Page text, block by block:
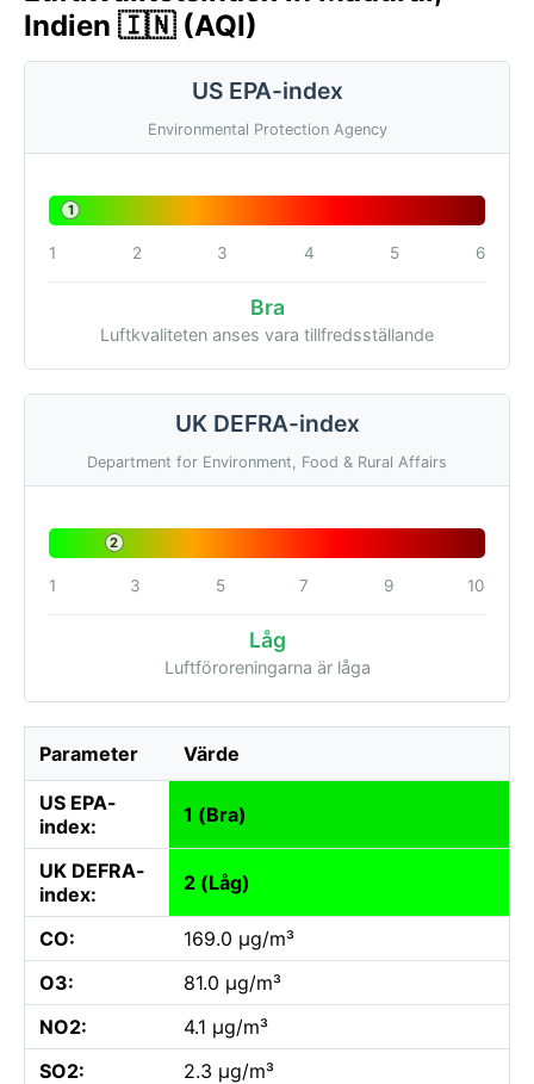
Indien 🇮🇳 (AQI)
US EPA-index
Environmental Protection Agency
1
1 2 3 4 5 6
Bra
Luftkvaliteten anses vara tillfredsställande
UK DEFRA-index
Department for Environment, Food & Rural Affairs
2
1 3 5 7 9 10
Låg
Luftföroreningarna är låga
Parameter Värde
US EPA-
index:
1 (Bra)
UK DEFRA-
index:
2 (Låg)
CO:
169.0 µg/m³
O3:
81.0 µg/m³
NO2:
4.1 µg/m³
SO2:
2.3 µg/m³